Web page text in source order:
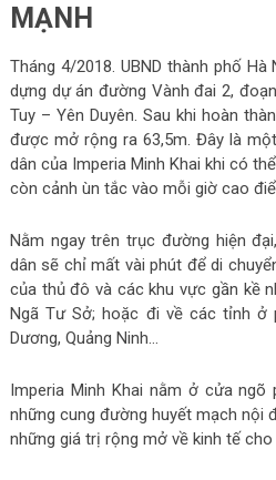
MẠNH
Tháng 4/2018. UBND thành phố
dựng dự án đường Vành đai 2,
Tuy – Yên Duyên. Sau khi hoàn
được mở rộng ra 63,5m. Đây là
dân của Imperia Minh Khai khi có
còn cảnh ùn tắc vào mỗi giờ cao
Nằm ngay trên trục đường hiện
dân sẽ chỉ mất vài phút để di
của thủ đô và các khu vực gần kề
Ngã Tư Sở; hoặc đi về các tỉnh ở
Dương, Quảng Ninh…
Imperia Minh Khai nằm ở cửa
những cung đường huyết mạch nội
những giá trị rộng mở về kinh tế